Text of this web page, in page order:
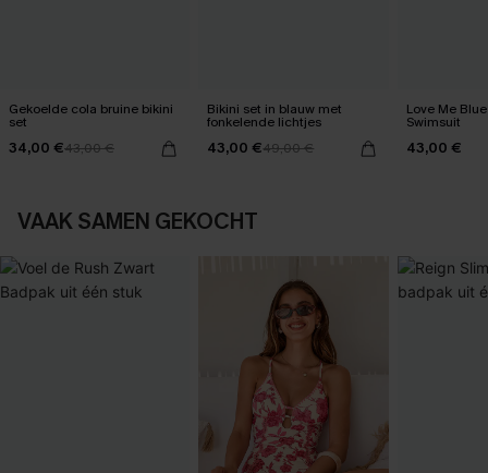
Gekoelde cola bruine bikini
set
34,00 €43,00 €
Bikini set in blauw met
fonkelende lichtjes
43,00 €49,00 €
Love Me
Swimsuit
43,00 €
VAAK SAMEN GEKOCHT